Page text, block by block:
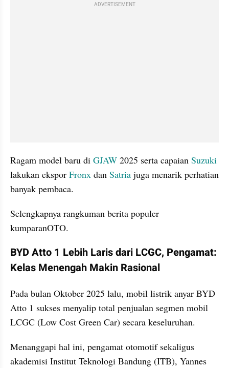
ADVERTISEMENT
Ragam model baru di GJAW 2025 serta capaian Suzuki
lakukan ekspor Fronx dan Satria juga menarik perhatian
banyak pembaca.
Selengkapnya rangkuman berita populer
kumparanOTO.
BYD Atto 1 Lebih Laris dari LCGC, Pengamat:
Kelas Menengah Makin Rasional
Pada bulan Oktober 2025 lalu, mobil listrik anyar BYD
Atto 1 sukses menyalip total penjualan segmen mobil
LCGC (Low Cost Green Car) secara keseluruhan.
Menanggapi hal ini, pengamat otomotif sekaligus
akademisi Institut Teknologi Bandung (ITB), Yannes